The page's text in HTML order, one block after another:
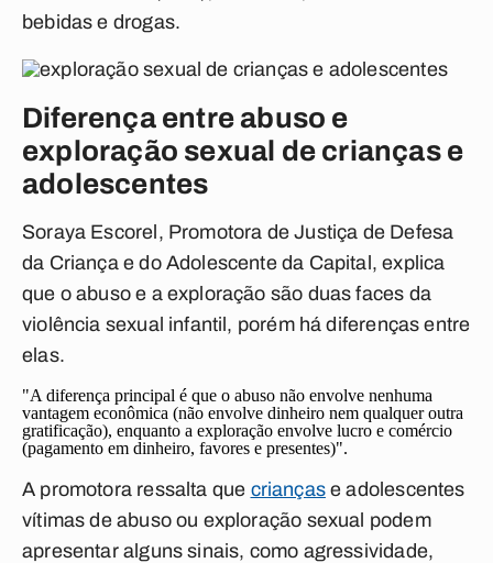
bebidas e drogas.
Diferença entre abuso e
exploração sexual de crianças e
adolescentes
Soraya Escorel, Promotora de Justiça de Defesa
da Criança e do Adolescente da Capital, explica
que o abuso e a exploração são duas faces da
violência sexual infantil, porém há diferenças entre
elas.
"A diferença principal é que o abuso não envolve nenhuma
vantagem econômica (não envolve dinheiro nem qualquer outra
gratificação), enquanto a exploração envolve lucro e comércio
(pagamento em dinheiro, favores e presentes)".
A promotora ressalta que criançase adolescentes
vítimas de abuso ou exploração sexual podem
apresentar alguns sinais, como agressividade,